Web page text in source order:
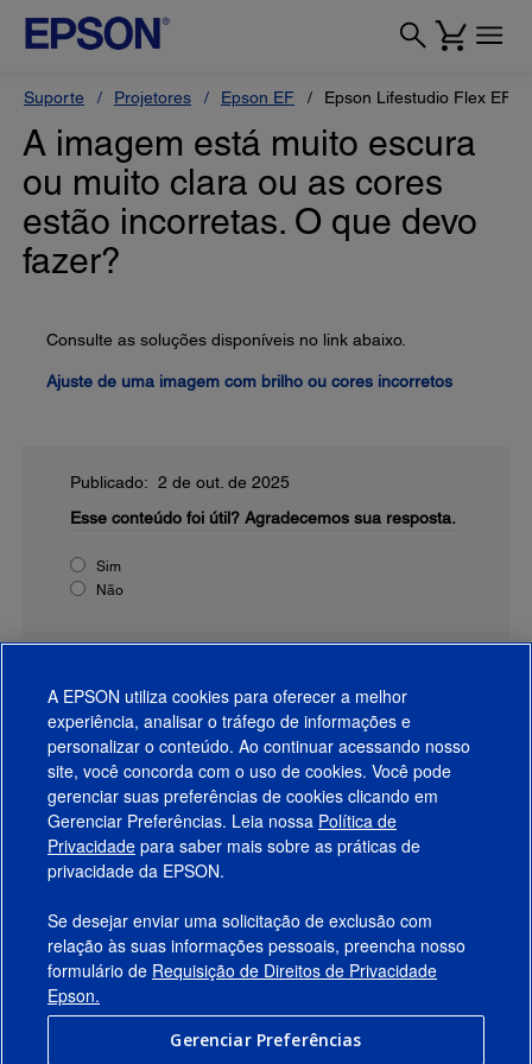
Suporte Projetores Epson EF Epson Lifestudio Flex EF71
A imagem está muito escura
ou muito clara ou as cores
estão incorretas. O que devo
fazer?
Consulte as soluções disponíveis no link abaixo.
Ajuste de uma imagem com brilho ou cores incorretos
Publicado: 2 de out. de 2025
Esse conteúdo foi útil? Agradecemos sua resposta.
Sim
Não
Produtos
Suporte
Links Sugeridos
Empresa
Conecte-se com a Epson
A EPSON utiliza cookies para oferecer a melhor
experiência, analisar o tráfego de informações e
personalizar o conteúdo. Ao continuar acessando nosso
site, você concorda com o uso de cookies. Você pode
gerenciar suas preferências de cookies clicando em
Gerenciar Preferências. Leia nossa Política de
Privacidade para saber mais sobre as práticas de
privacidade da EPSON.
Se desejar enviar uma solicitação de exclusão com
relação às suas informações pessoais, preencha nosso
formulário de Requisição de Direitos de Privacidade
Epson.
Gerenciar Preferências